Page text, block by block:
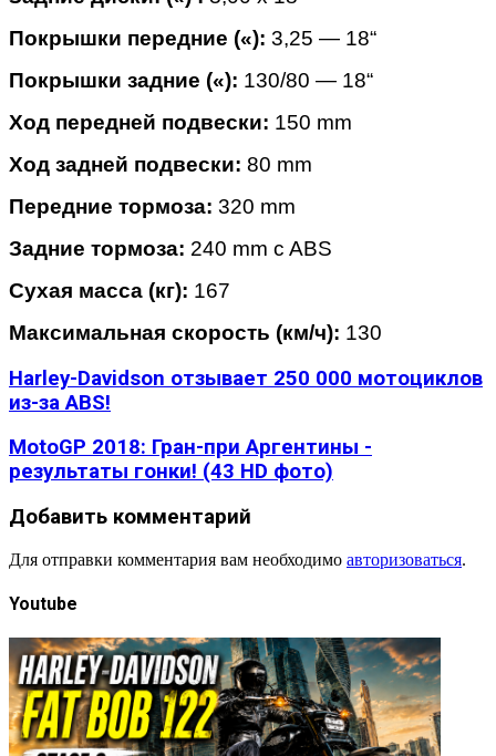
Покрышки передние («): 3,25 — 18“
Покрышки задние («): 130/80 — 18“
Ход передней подвески: 150 mm
Ход задней подвески: 80 mm
Передние тормоза: 320 mm
Задние тормоза: 240 mm c ABS
Сухая масса (кг): 167
Максимальная скорость (км/ч): 130
Harley-Davidson отзывает 250 000 мотоциклов
из-за ABS!
MotoGP 2018: Гран-при Аргентины -
результаты гонки! (43 HD фото)
Добавить комментарий
Для отправки комментария вам необходимо авторизоваться.
Youtube